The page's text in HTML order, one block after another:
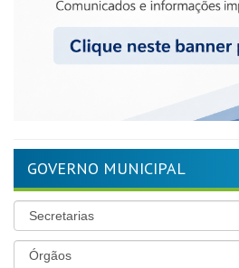
GOVERNO MUNICIPAL